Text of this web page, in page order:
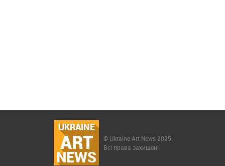
UKRAINE
ART
NEWS
© Ukraine Art News 2025
Всі права захищені